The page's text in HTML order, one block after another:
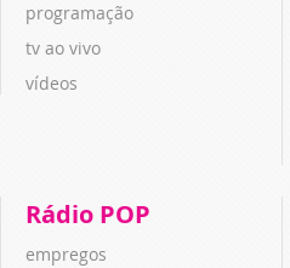
programação
tv ao vivo
vídeos
Rádio POP
empregos